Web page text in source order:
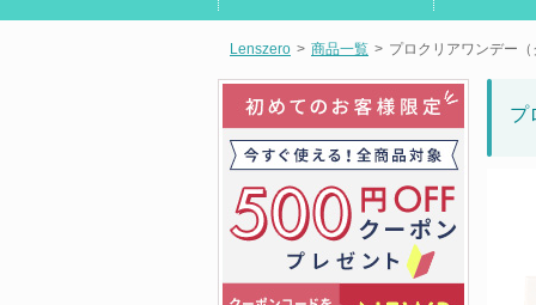
Lenszero > 商品一覧 > プロクリアワンデー
プ